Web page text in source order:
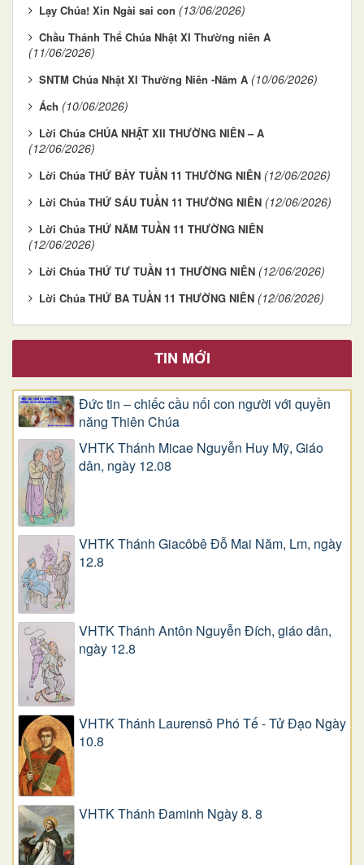
Lạy Chúa! Xin Ngài sai con (13/06/2026)
Chầu Thánh Thể Chúa Nhật XI Thường niên A
(11/06/2026)
SNTM Chúa Nhật XI Thường Niên -Năm A (10/06/2026)
Ách (10/06/2026)
Lời Chúa CHÚA NHẬT XII THƯỜNG NIÊN – A
(12/06/2026)
Lời Chúa THỨ BẢY TUẦN 11 THƯỜNG NIÊN (12/06/2026)
Lời Chúa THỨ SÁU TUẦN 11 THƯỜNG NIÊN (12/06/2026)
Lời Chúa THỨ NĂM TUẦN 11 THƯỜNG NIÊN
(12/06/2026)
Lời Chúa THỨ TƯ TUẦN 11 THƯỜNG NIÊN (12/06/2026)
Lời Chúa THỨ BA TUẦN 11 THƯỜNG NIÊN (12/06/2026)
TIN MỚI
Đức tin – chiếc cầu nối con người với quyền
năng Thiên Chúa
VHTK Thánh Micae Nguyễn Huy Mỹ, Giáo
dân, ngày 12.08
VHTK Thánh Giacôbê Ðỗ Mai Năm, Lm, ngày
12.8
VHTK Thánh Antôn Nguyễn Ðích, giáo dân,
ngày 12.8
VHTK Thánh Laurensô Phó Tế - Tử Đạo Ngày
10.8
VHTK Thánh Đaminh Ngày 8. 8